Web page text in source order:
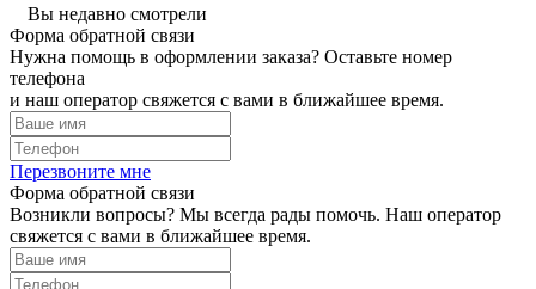
Вы недавно смотрели
Форма обратной связи
Нужна помощь в оформлении заказа? Оставьте номер
телефона
и наш оператор свяжется с вами в ближайшее время.
Перезвоните мне
Форма обратной связи
Возникли вопросы? Мы всегда рады помочь. Наш оператор
свяжется с вами в ближайшее время.